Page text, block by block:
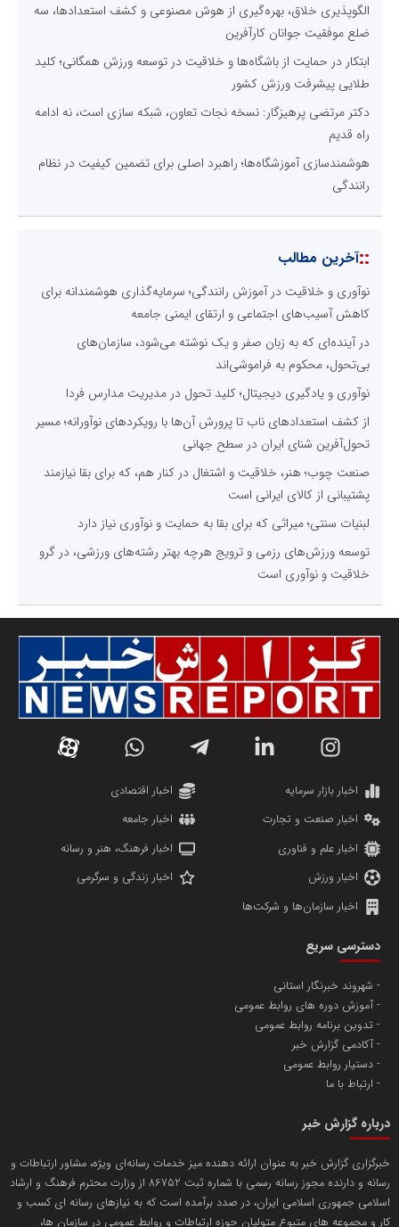
الگوپذیری خلاق، بهره‌گیری از هوش مصنوعی و کشف استعدادها، سه
ضلع موفقیت جوانان کارآفرین
ابتکار در حمایت از باشگاه‌ها و خلاقیت در توسعه ورزش همگانی؛ کلید
طلایی پیشرفت ورزش کشور
دکتر مرتضی پرهیزگار: نسخه نجات تعاون، شبکه سازی است، نه ادامه
راه قدیم
هوشمندسازی آموزشگاه‌ها؛ راهبرد اصلی برای تضمین کیفیت در نظام
رانندگی
::آخرین مطالب
نوآوری و خلاقیت در آموزش رانندگی؛ سرمایه‌گذاری هوشمندانه برای
کاهش آسیب‌های اجتماعی و ارتقای ایمنی جامعه
در آینده‌ای که به زبان صفر و یک نوشته می‌شود، سازمان‌های
بی‌تحول، محکوم به فراموشی‌اند
نوآوری و یادگیری دیجیتال؛ کلید تحول در مدیریت مدارس فردا
از کشف استعدادهای ناب تا پرورش آن‌ها با رویکردهای نوآورانه؛ مسیر
تحول‌آفرین شنای ایران در سطح جهانی
صنعت چوب؛ هنر، خلاقیت و اشتغال در کنار هم، که برای بقا نیازمند
پشتیبانی از کالای ایرانی است
لبنیات سنتی؛ میراثی که برای بقا به حمایت و نوآوری نیاز دارد
توسعه ورزش‌های رزمی و ترویج هرچه بهتر رشته‌های ورزشی، در گرو
خلاقیت و نوآوری است
اخبار بازار سرمایه
اخبار اقتصادی
اخبار صنعت و تجارت
اخبار جامعه
اخبار علم و فناوری
اخبار فرهنگ، هنر و رسانه
اخبار ورزش
اخبار زندگی و سرگرمی
اخبار سازمان‌ها و شرکت‌ها
دسترسی سریع
شهروند خبرنگار استانی
آموزش دوره های روابط عمومی
تدوین برنامه روابط عمومی
آکادمی گزارش خبر
دستیار روابط عمومی
ارتباط با ما
درباره گزارش خبر
خبرگزاری گزارش خبر به عنوان ارائه دهنده میز خدمات رسانه‌ای ویژه، مشاور ارتباطات و
رسانه و دارنده مجوز رسانه رسمی با شماره ثبت 86752 از وزارت محترم فرهنگ و ارشاد
اسلامی جمهوری اسلامی ایران، در صدد برآمده است که به نیازهای رسانه ای کسب و
کار و مجموعه های متبوع متولیان حوزه ارتباطات و روابط عمومی در سازمان ها،